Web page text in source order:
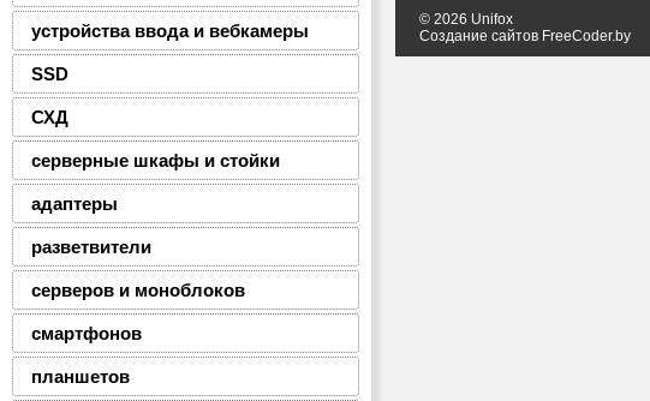
устройства ввода и вебкамеры
SSD
СХД
серверные шкафы и стойки
адаптеры
разветвители
серверов и моноблоков
смартфонов
планшетов
© 2026 Unifox
Создание сайтов FreeCoder.by